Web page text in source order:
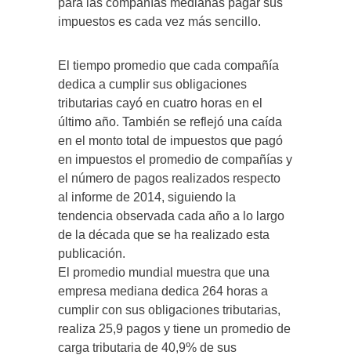
impuestos es cada vez más sencillo.
El tiempo promedio que cada compañía
dedica a cumplir sus obligaciones
tributarias cayó en cuatro horas en el
último año. También se reflejó una caída
en el monto total de impuestos que pagó
en impuestos el promedio de compañías y
el número de pagos realizados respecto
al informe de 2014, siguiendo la
tendencia observada cada año a lo largo
de la década que se ha realizado esta
publicación.
El promedio mundial muestra que una
empresa mediana dedica 264 horas a
cumplir con sus obligaciones tributarias,
realiza 25,9 pagos y tiene un promedio de
carga tributaria de 40,9% de sus